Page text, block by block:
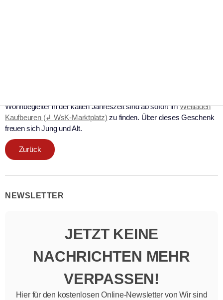
Wohnbegleiter in der kalten Jahreszeit sind ab sofort imWeltladen
Kaufbeuren (↲ WsK-Marktplatz) zu finden. Über dieses Geschenk
freuen sich Jung und Alt.
Zurück
NEWSLETTER
JETZT KEINE
NACHRICHTEN MEHR
VERPASSEN!
Hier für den kostenlosen Online-Newsletter von Wir sind